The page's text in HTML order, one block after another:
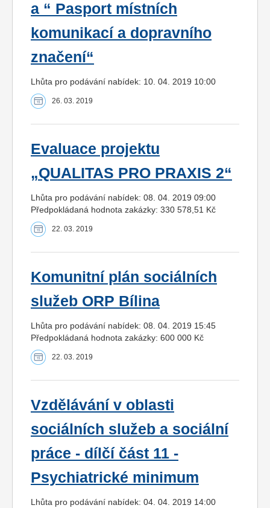
a “ Pasport místních
komunikací a dopravního
značení“
Lhůta pro podávání nabídek: 10. 04. 2019 10:00
26. 03. 2019
Evaluace projektu
„QUALITAS PRO PRAXIS 2“
Lhůta pro podávání nabídek: 08. 04. 2019 09:00
Předpokládaná hodnota zakázky: 330 578,51 Kč
22. 03. 2019
Komunitní plán sociálních
služeb ORP Bílina
Lhůta pro podávání nabídek: 08. 04. 2019 15:45
Předpokládaná hodnota zakázky: 600 000 Kč
22. 03. 2019
Vzdělávání v oblasti
sociálních služeb a sociální
práce - dílčí část 11 -
Psychiatrické minimum
Lhůta pro podávání nabídek: 04. 04. 2019 14:00